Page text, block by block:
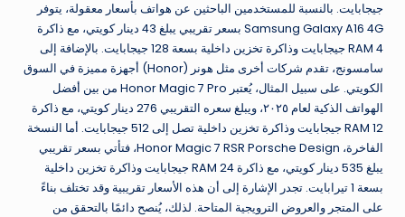
جيجابايت. بالنسبة للمستخدمين الباحثين عن هواتف بأسعار معقولة، يتوفر
Samsung Galaxy A16 4G بسعر تقريبي يبلغ 43 دينار كويتي، مع ذاكرة
RAM 4 جيجابايت وذاكرة تخزين داخلية بسعة 128 جيجابايت. بالإضافة إلى
سامسونج، تقدم شركات أخرى مثل هونر (Honor) أجهزة مميزة في السوق
الكويتي. على سبيل المثال، يُعتبر Honor Magic 7 Pro من بين أفضل
الهواتف الذكية لعام ٢٠٢٥، ويبلغ سعره التقريبي 276 دينار كويتي، مع ذاكرة
RAM 12 جيجابايت وذاكرة تخزين داخلية تصل إلى 512 جيجابايت. أما النسخة
الفاخرة، Honor Magic 7 RSR Porsche Design، فتأتي بسعر تقريبي
يبلغ 535 دينار كويتي، مع ذاكرة RAM 24 جيجابايت وذاكرة تخزين داخلية
بسعة 1 تيرابايت. تجدر الإشارة إلى أن هذه الأسعار تقريبية وقد تختلف بناءً
على المتجر والعروض الترويجية المتاحة. لذلك، يُنصح دائمًا بالتحقق من